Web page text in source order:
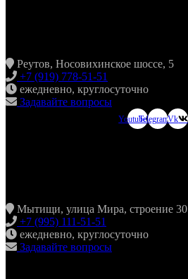
Реутов, Носовихинское шоссе, 5
+7 (919) 778-51-51
ежедневно, круглосуточно
Задавайте вопросы
YoutubeTelegramVk
Мытищи, улица Мира, строение 30
+7 (995) 111-51-51
ежедневно, круглосуточно
Задавайте вопросы